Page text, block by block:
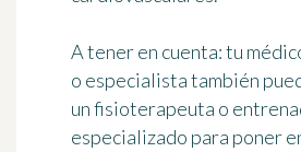
A tener en cuenta:tu
o especialista también
un fisioterapeuta o
especializado para poner